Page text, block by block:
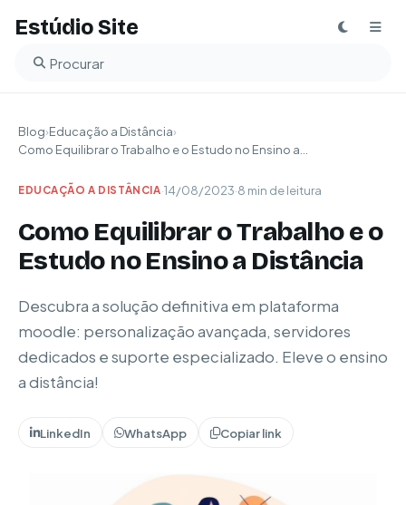
Estúdio Site
Buscar no blog
Blog›Educação a Distância›
Como Equilibrar o Trabalho e o Estudo no Ensino a...
EDUCAÇÃO A DISTÂNCIA·14/08/2023·8 min de leitura
Como Equilibrar o Trabalho e o
Estudo no Ensino a Distância
Descubra a solução definitiva em plataforma
moodle: personalização avançada, servidores
dedicados e suporte especializado. Eleve o ensino
a distância!
LinkedIn WhatsApp Copiar link